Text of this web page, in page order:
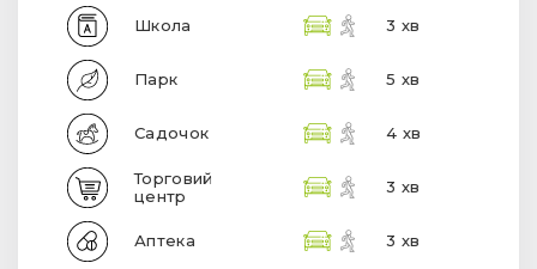
Школа 3 хв
Парк 5 хв
Садочок 4 хв
Торговий
центр
3 хв
Аптека 3 хв